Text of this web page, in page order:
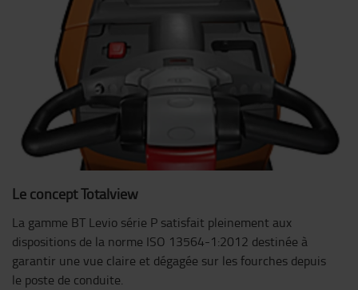
Le concept Totalview
La gamme BT Levio série P satisfait pleinement aux
dispositions de la norme ISO 13564-1:2012 destinée à
garantir une vue claire et dégagée sur les fourches depuis
le poste de conduite.